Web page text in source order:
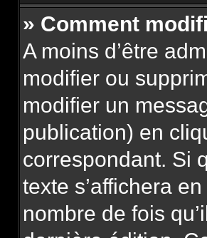
» Comment
A moins d’être
modifier ou
modifier un
publication) en
correspondant. Si
texte s’affichera
nombre de fois